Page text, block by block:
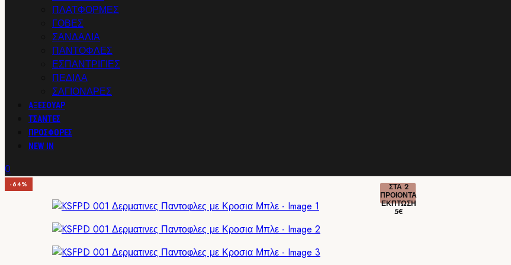
ΠΛΑΤΦΟΡΜΕΣ
ΓΟΒΕΣ
ΣΑΝΔΑΛΙΑ
ΠΑΝΤΟΦΛΕΣ
ΕΣΠΑΝΤΡΙΓΙΕΣ
ΠΕΔΙΛΑ
ΣΑΓΙΟΝΑΡΕΣ
ΑΞΕΣΟΥΑΡ
ΤΣΑΝΤΕΣ
ΠΡΟΣΦΟΡΕΣ
NEW IN
0
-64% ΣΤΑ 2
ΠΡΟΙΟΝΤΑ
ΕΚΠΤΩΣΗ
5€